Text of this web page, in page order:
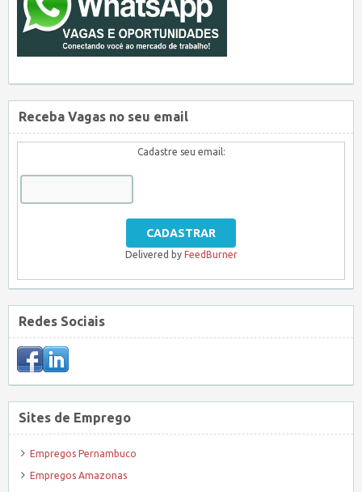
Receba Vagas no seu email
Cadastre seu email:
Delivered by FeedBurner
Redes Sociais
Sites de Emprego
Empregos Pernambuco
Empregos Amazonas